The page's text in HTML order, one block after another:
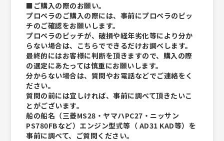
■ご購入の際のお願い。
プロペラのご購入の際には、事前にプロペラのピッ
チのご確認をお願いします。
プロペラのピッチが、破損や経年劣化等により分か
らない場合は、こちらでできるだけお調べします。
最終的にはお客様に判断を頂きますので、購入の際
の選定にあたっては慎重にお願いします。
分からない場合は、質問やお電話などでご連絡をく
ださい。
質問の前には宜しければ、事前に調べて頂きたいこ
とがございます。
船の船名（三菱MS28・ヤマハPC27・ニッサン
PS780FBなど）エンジン型式等（ AD31 KAD等）を
事前に調べて、ご質問ください。